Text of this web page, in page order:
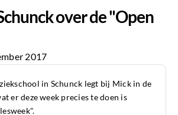
over de "Open
2017
in Schunck legt bij Mick in de
er deze week precies te doen is